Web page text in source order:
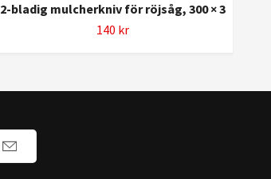
2-bladig mulcherkniv för röjsåg, 300 × 3
140 kr